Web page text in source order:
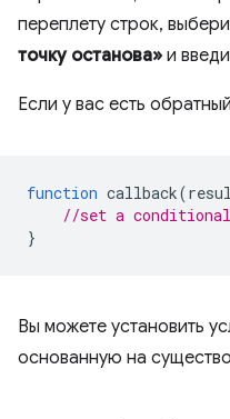
переплету строк,
точку останова» и
Если у вас есть
function callback(
//set a
}
Вы можете установить
основанную на